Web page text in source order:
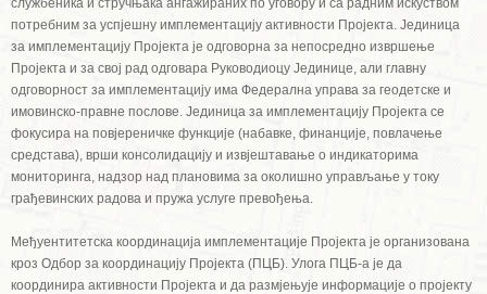
службеника и стручњака ангажираних по уговору и са радним искуством
потребним за успјешну имплементацију активности Пројекта. Јединица
за имплементацију Пројекта је одговорна за непосредно извршење
Пројекта и за свој рад одговара Руководиоцу Јединице, али главну
одговорност за имплементацију има Федерална управа за геодетске и
имовинско-правне послове. Јединица за имплементацију Пројекта се
фокусира на повјереничке функције (набавке, финанције, повлачење
средстава), врши консолидацију и извјештавање о индикаторима
мониторинга, надзор над плановима за околишно управљање у току
грађевинских радова и пружа услуге превођења.
Међуентитетска координација имплементације Пројекта је организована
кроз Одбор за координацију Пројекта (ПЦБ). Улога ПЦБ-а је да
координира активности Пројекта и да размјењује информације о пројекту